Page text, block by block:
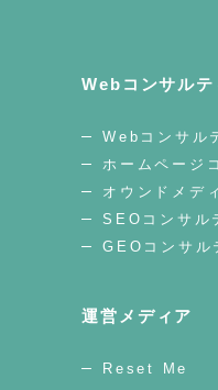
Webコンサルテ
Webコンサル
ホームページ
オウンドメデ
SEOコンサル
GEOコンサル
運営メディア
Reset Me